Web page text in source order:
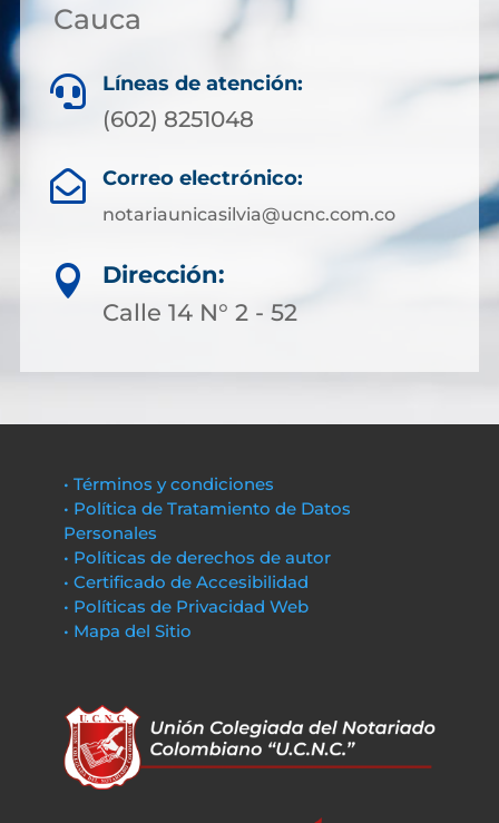
Cauca
 Líneas de atención:
(602) 8251048
 Correo electrónico:
notariaunicasilvia@ucnc.com.co

Dirección:
Calle 14 N° 2 - 52
• Términos y condiciones
• Política de Tratamiento de Datos
Personales
• Políticas de derechos de autor
• Certificado de Accesibilidad
• Políticas de Privacidad Web
• Mapa del Sitio